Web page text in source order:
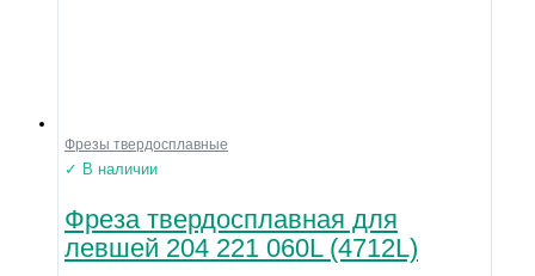
Фрезы твердосплавные
✓ В наличии
Фреза твердосплавная для
левшей 204 221 060L (4712L)